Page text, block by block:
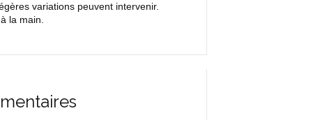
variations peuvent intervenir.
la main.